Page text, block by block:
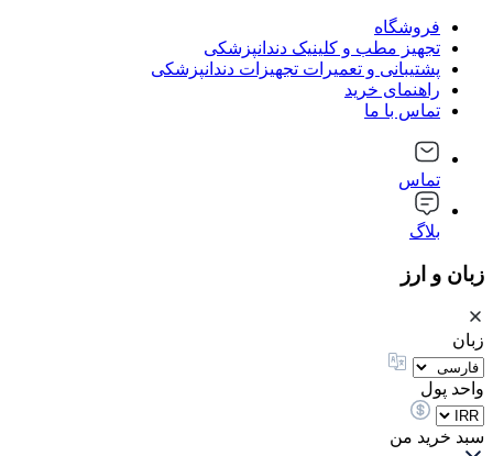
فروشگاه
تجهیز مطب و کلینیک دندانپزشکی
پشتیبانی و تعمیرات تجهیزات دندانپزشکی
راهنمای خرید
تماس با ما
تماس
بلاگ
زبان و ارز
زبان
واحد پول
سبد خرید من